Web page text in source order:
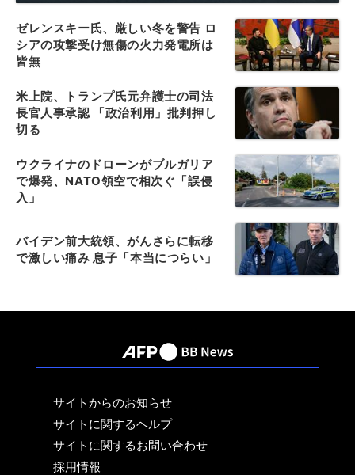
ゼレンスキー氏、厳しい冬を警告 ロ
シアの攻撃受け無傷の火力発電所は
皆無
米上院、トランプ氏元弁護士の司法
長官人事承認 「政治利用」批判押し
切る
ウクライナのドローンがブルガリア
で爆発、NATO領空で相次ぐ「誤侵
入」
バイデン前大統領、がんさらに転移
で激しい痛み 息子「本当につらい」
サイトからのお知らせ
サイトに関するヘルプ
サイトに関するお問い合わせ
採用情報